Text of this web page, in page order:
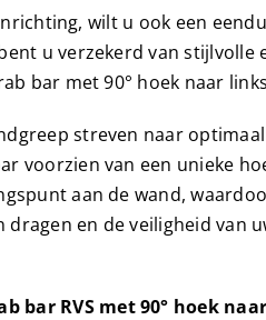
wilt u ook een
u verzekerd van stijlvolle
bar met 90° hoek naar
streven naar optimaal
voorzien van een unieke
aan de wand,
en de veiligheid van
bar RVS met 90° hoek